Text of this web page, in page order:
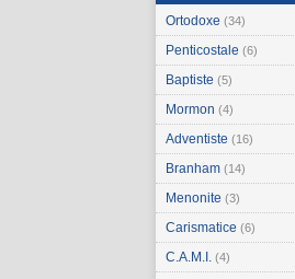
Ortodoxe (34)
Penticostale (6)
Baptiste (5)
Mormon (4)
Adventiste (16)
Branham (14)
Menonite (3)
Carismatice (6)
C.A.M.I. (4)